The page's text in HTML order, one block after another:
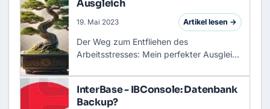
Ausgleich
Der Weg zum Entfliehen des
Arbeitsstresses: Mein perfekter Ausgleich
kann schnell hektisch werden, wenn man
sich zwischen komplexen Projek…
19. Mai 2023 Artikel lesen →
InterBase - IBConsole: Datenbank
Backup?